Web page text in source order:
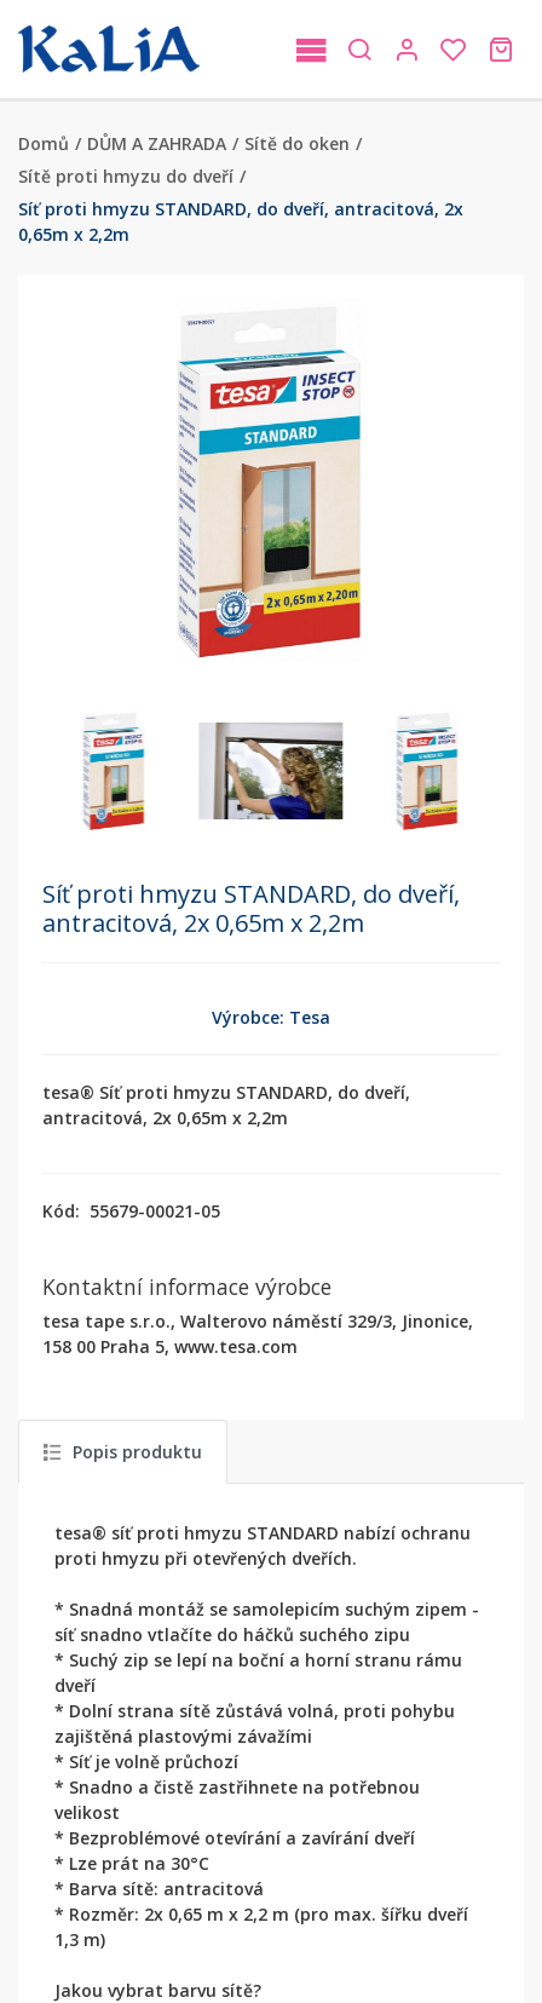
Domů / DŮM A ZAHRADA / Sítě do oken /
Sítě proti hmyzu do dveří /
Síť proti hmyzu STANDARD, do dveří, antracitová, 2x
0,65m x 2,2m
Síť proti hmyzu STANDARD, do dveří,
antracitová, 2x 0,65m x 2,2m
Výrobce: Tesa
tesa® Síť proti hmyzu STANDARD, do dveří,
antracitová, 2x 0,65m x 2,2m
Kód: 55679-00021-05
Kontaktní informace výrobce
tesa tape s.r.o., Walterovo náměstí 329/3, Jinonice,
158 00 Praha 5, www.tesa.com
Popis produktu
tesa® síť proti hmyzu STANDARD nabízí ochranu
proti hmyzu při otevřených dveřích.
* Snadná montáž se samolepicím suchým zipem -
síť snadno vtlačíte do háčků suchého zipu
* Suchý zip se lepí na boční a horní stranu rámu
dveří
* Dolní strana sítě zůstává volná, proti pohybu
zajištěná plastovými závažími
* Síť je volně průchozí
* Snadno a čistě zastřihnete na potřebnou
velikost
* Bezproblémové otevírání a zavírání dveří
* Lze prát na 30°C
* Barva sítě: antracitová
* Rozměr: 2x 0,65 m x 2,2 m (pro max. šířku dveří
1,3 m)
Jakou vybrat barvu sítě?